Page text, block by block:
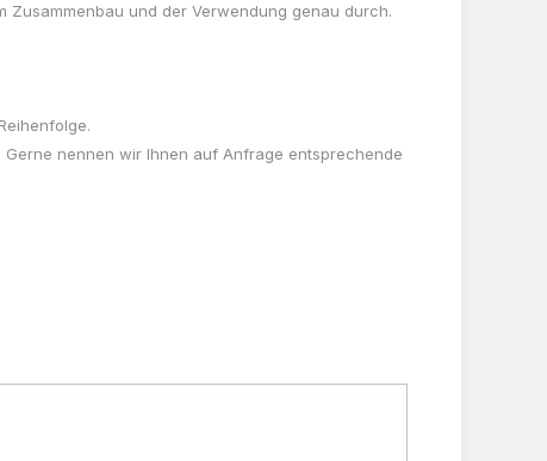
Zusammenbau und der Verwendung genau durch.
nennen wir Ihnen auf Anfrage entsprechende